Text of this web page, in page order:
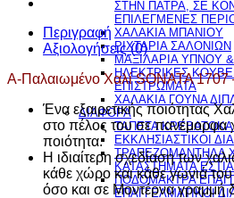
ΣΤΗΝ ΠΑΤΡΑ, ΣΕ
ΕΠΙΛΕΓΜΕΝΕΣ
ΧΑΛΑΚΙΑ ΜΠΑΝΙΟΥ
ΡΙΧΤΑΡΙΑ ΣΑΛΟΝΙΩΝ
ΜΑΞΙΛΑΡΙΑ ΥΠΝΟΥ
ΗΛΕΚΤΡΙΚΕΣ
ΕΠΙΣΤΡΩΜΑΤΑ
ΧΑΛΑΚΙΑ ΓΟΥΝΑ
ΔΙΑΦΟΡΑ
ΤΑΠΕΤΑ
ΕΚΚΛΗΣΙΑΣΤΙΚΟΙ
ΤΡΑΠΕΖΟΜΑΝΤΗΛΑ
ΚΑΤΑΣΤΗΜΑΤΑ
ΠΟΔΟΜΑΚΤΡΑ
ΕΠΑΓΓΕΛΜΑΤΙΚΟΙ
1.60X2.30
ποσότητα
Περιγραφή
Αξιολογήσεις (0)
Α-Παλαιωμένο Χαλί SONATA
Ένα εξαιρετικής ποιότητας
στο πέλος του σε πανέμορφα
ποιότητα.
H ιδιαίτερη σχεδίαση των
κάθε χώρο και κάθε γωνιά
όσο και σε Μοντέρνα γραμμή